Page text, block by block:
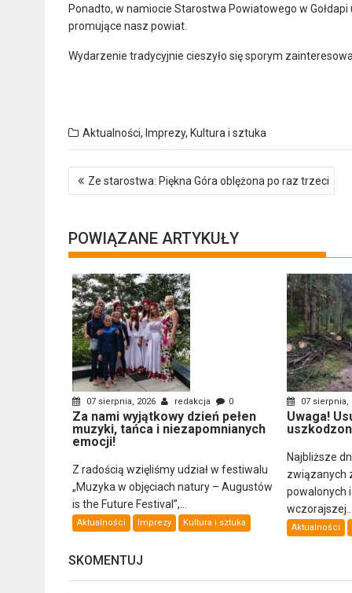
Ponadto, w namiocie Starostwa Powiatowego w
promujące nasz powiat.
Wydarzenie tradycyjnie cieszyło się sporym
Aktualności, Imprezy, Kultura i sztuka
Nawigacja
wpisu
Ze starostwa: Piękna Góra oblężona po raz trzeci
POWIĄZANE ARTYKUŁY
07 sierpnia, 2026 redakcja 0
Za nami wyjątkowy dzień pełen
muzyki, tańca i niezapomnianych
emocji!
Z radością wzięliśmy udział w festiwalu
„Muzyka w objęciach natury – Augustów
is the Future Festival”,...
Aktualności Imprezy Kultura i sztuka
07 sierpnia,
Uwaga!
Najbliższe
związanych
powalonych
Aktualności
SKOMENTUJ